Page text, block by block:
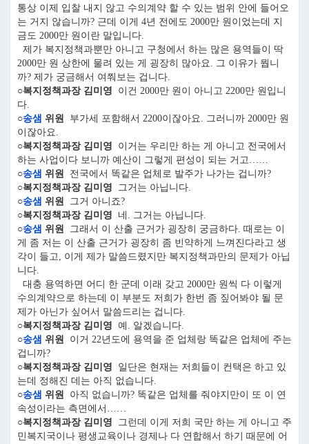
통상 이제 입찰 내지 않고 수의계약 할 수 있는 범위 안에 들어오
는 거지 않습니까? 근데 이게 4년 전에도 2000만 원이었는데 지
금도 2000만 원이란 말입니다.
제가 복지정책과뿐만 아니고 구청에서 하는 많은 용역들이 딱
2000만 원 상한에 물려 있는 게 굉장히 많아요. 그 이유가 뭡니
까? 제가 궁금해서 여쭤보는 겁니다.
○복지정책과장 김미영 이건 2000만 원이 아니고 2200만 원입니
다.
○송샘 위원
부가세 포함해서 2200이잖아요. 그러니까 2000만 원
이잖아요.
○복지정책과장 김미영 이거는 우리만 하는 게 아니고 전국에서
하는 사업이다 보니까 예산이 그렇게 편성이 되는 거고……
○송샘 위원
전국에서 똑같은 업체로 발주가 나가는 겁니까?
○복지정책과장 김미영 그거는 아닙니다.
○송샘 위원
그거 아니죠?
○복지정책과장 김미영 네. 그거는 아닙니다.
○송샘 위원
그래서 이 산출 근거가 굉장히 궁금하다. 때로는 이
게 좀 저는 이 산출 근거가 굉장히 좀 빈약하게 느껴진다라고 생
각이 들고, 이게 제가 말씀드렸지만 복지정책과만의 문제가 아닙
니다.
대충 용역하면 어디 한 군데 이래 갖고 2000만 원씩 다 이렇게
수의계약으로 하는데 이 부분도 저희가 한번 좀 짚어봐야 될 문
제가 아닌가 싶어서 말씀드리는 겁니다.
○복지정책과장 김미영 예. 알겠습니다.
○송샘 위원
이거 22년도에 용역을 준 업체랑 똑같은 업체에 주는
겁니까?
○복지정책과장 김미영 일단은 현재는 저희들이 컨택은 하고 있
는데 정해진 데는 아직 없습니다.
○송샘 위원
아직 없습니까? 똑같은 업체를 줘야지만이 또 이 연
속성이라는 측면에서……
○복지정책과장 김미영 그런데 이게 저희 국만 하는 게 아니고 주
민복지국이나 평생교육이나 경제나 다 연합해서 하기 때문에 어